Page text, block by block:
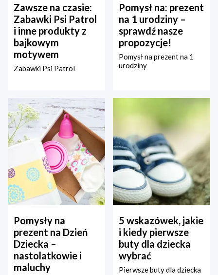
Zawsze na czasie:
Zabawki Psi Patrol
i inne produkty z
bajkowym
motywem
Zabawki Psi Patrol
Pomysł na: prezent
na 1 urodziny –
sprawdź nasze
propozycje!
Pomysł na prezent na 1
urodziny
Pomysły na
prezent na Dzień
Dziecka –
nastolatkowie i
maluchy
5 wskazówek, jakie
i kiedy pierwsze
buty dla dziecka
wybrać
Pierwsze buty dla dziecka